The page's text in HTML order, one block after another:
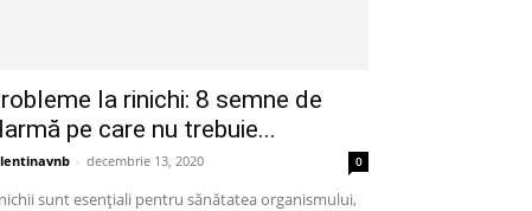
la rinichi: 8 semne de
pe care nu trebuie...
- decembrie 13, 2020 0
sunt esențiali pentru sănătatea organismului,